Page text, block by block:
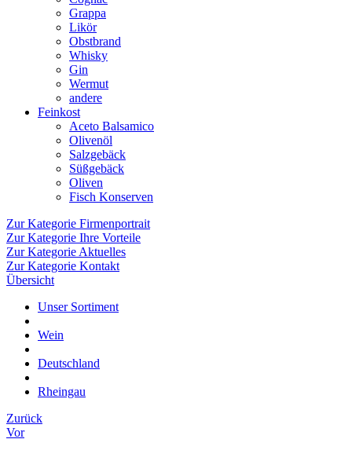
Grappa
Likör
Obstbrand
Whisky
Gin
Wermut
andere
Feinkost
Aceto Balsamico
Olivenöl
Salzgebäck
Süßgebäck
Oliven
Fisch Konserven
Zur Kategorie Firmenportrait
Zur Kategorie Ihre Vorteile
Zur Kategorie Aktuelles
Zur Kategorie Kontakt
Übersicht
Unser Sortiment
Wein
Deutschland
Rheingau
Zurück
Vor